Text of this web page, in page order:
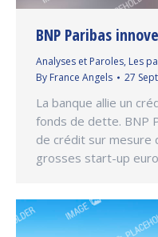
BNP Paribas
Analyses et Paroles, Les
By France Angels 27
La banque allie un
fonds de dette. BNP
de crédit sur mesure
grosses start-up